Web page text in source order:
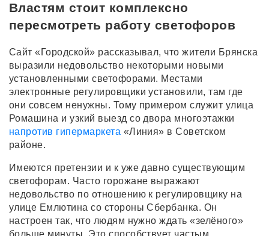
Властям стоит комплексно
пересмотреть работу светофоров
Сайт «Городской» рассказывал, что жители Брянска
выразили недовольство некоторыми новыми
установленными светофорами. Местами
электронные регулировщики установили, там где
они совсем ненужны. Тому примером служит улица
Ромашина и узкий выезд со двора многоэтажки
напротив гипермаркета «Линия» в Советском
районе.
Имеются претензии и к уже давно существующим
светофорам. Часто горожане выражают
недовольство по отношению к регулировщику на
улице Емлютина со стороны Сбербанка. Он
настроен так, что людям нужно ждать «зелёного»
больше минуты. Это способствует частым